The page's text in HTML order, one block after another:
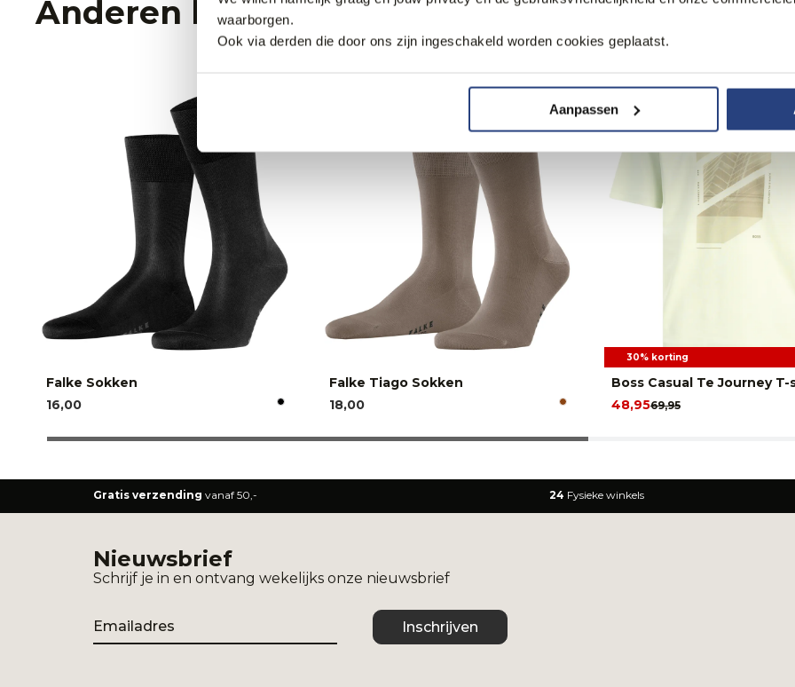
waarborgen.
Ook via derden die door ons zijn ingeschakeld worden cookies geplaatst.
Aanpassen
Anderen bekeken ook
Falke Sokken
16,00
Falke Tiago Sokken
18,00
30% korting
Boss Casual Te Journey
69,95
48,95
Gratis verzending vanaf 50,- 24 Fysieke winkels
Nieuwsbrief
Schrijf je in en ontvang wekelijks onze nieuwsbrief
Email
Inschrijven